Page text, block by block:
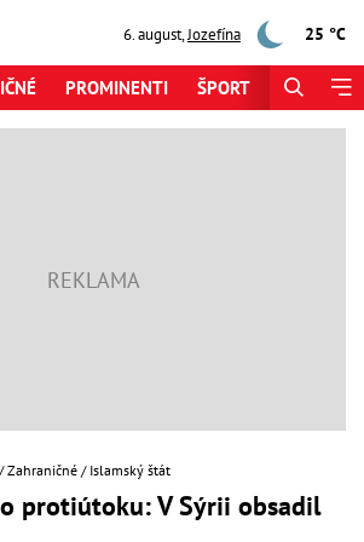
6. august,Jozefína 25 °C
PROMINENTI ŠPORT
Zahraničné Islamský štát
protiútoku: V Sýrii obsadil